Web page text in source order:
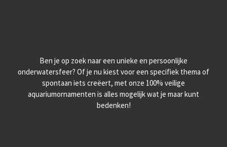
Ben je op zoek naar een unieke en persoonlijke
onderwatersfeer? Of je nu kiest voor een specifiek thema of
spontaan iets creëert, met onze 100% veilige
aquariumornamenten is alles mogelijk wat je maar kunt
bedenken!